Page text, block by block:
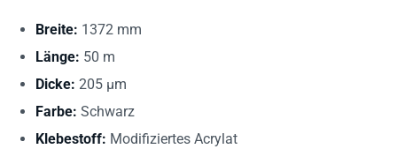
Breite: 1372 mm
Länge: 50 m
Dicke: 205 µm
Farbe: Schwarz
Klebestoff: Modifiziertes Acrylat